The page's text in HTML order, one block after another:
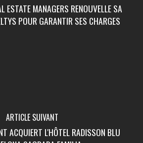
ESTATE MANAGERS RENOUVELLE SA
POUR GARANTIR SES CHARGES
ARTICLE SUIVANT
ACQUIERT L'HÔTEL RADISSON BLU